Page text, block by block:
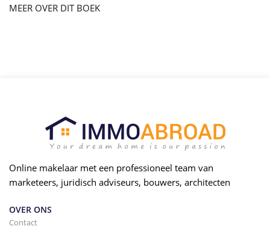
MEER OVER DIT BOEK
Online makelaar met een professioneel team van
marketeers, juridisch adviseurs, bouwers, architecten
OVER ONS
Contact